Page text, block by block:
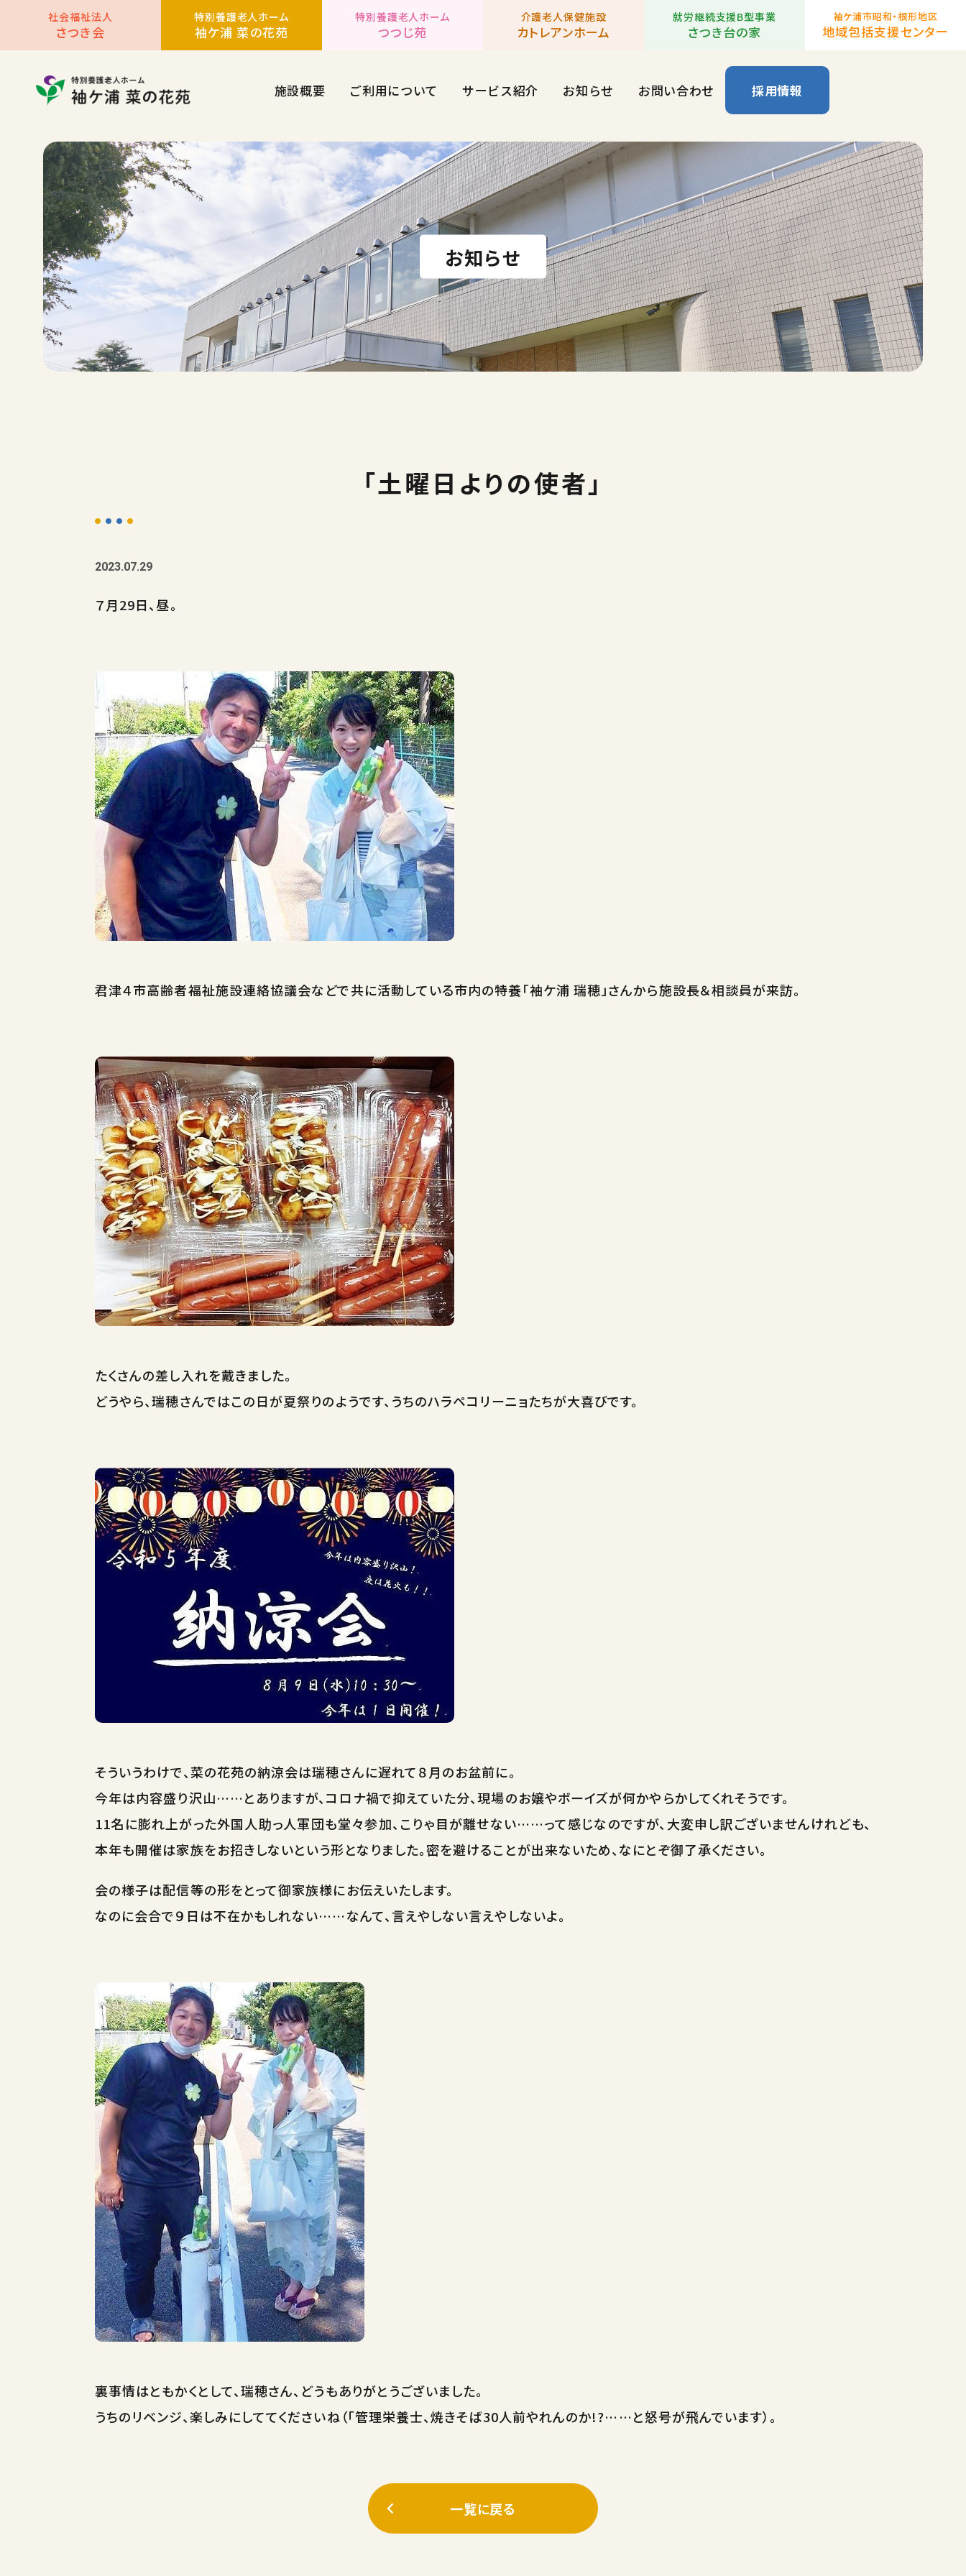
社会福祉法人
さつき会
特別養護老人ホーム
袖ケ浦 菜の花苑
特別養護老人ホーム
つつじ苑
介護老人保健施設
カトレアンホーム
就労継続支援B型事業
さつき台の家
袖ケ浦市昭和・根形地区
地域包括支援センター
施設概要 ご利用について サービス紹介 お知らせ お問い合わせ 採用情報
お知らせ
「土曜日よりの使者」
2023.07.29
７月29日、昼。
君津４市高齢者福祉施設連絡協議会などで共に活動している市内の特養「袖ケ浦 瑞穂」さんから施設長＆相談員が来訪。
たくさんの差し入れを戴きました。
どうやら、瑞穂さんではこの日が夏祭りのようです、うちのハラペコリーニョたちが大喜びです。
そういうわけで、菜の花苑の納涼会は瑞穂さんに遅れて８月のお盆前に。
今年は内容盛り沢山……とありますが、コロナ禍で抑えていた分、現場のお嬢やボーイズが何かやらかしてくれそうです。
11名に膨れ上がった外国人助っ人軍団も堂々参加、こりゃ目が離せない……って感じなのですが、大変申し訳ございませんけれども、
本年も開催は家族をお招きしないという形となりました。密を避けることが出来ないため、なにとぞ御了承ください。
会の様子は配信等の形をとって御家族様にお伝えいたします。
なのに会合で９日は不在かもしれない……なんて、言えやしない言えやしないよ。
裏事情はともかくとして、瑞穂さん、どうもありがとうございました。
うちのリベンジ、楽しみにしててくださいね（「管理栄養士、焼きそば30人前やれんのか!?……と怒号が飛んでいます）。
一覧に戻る